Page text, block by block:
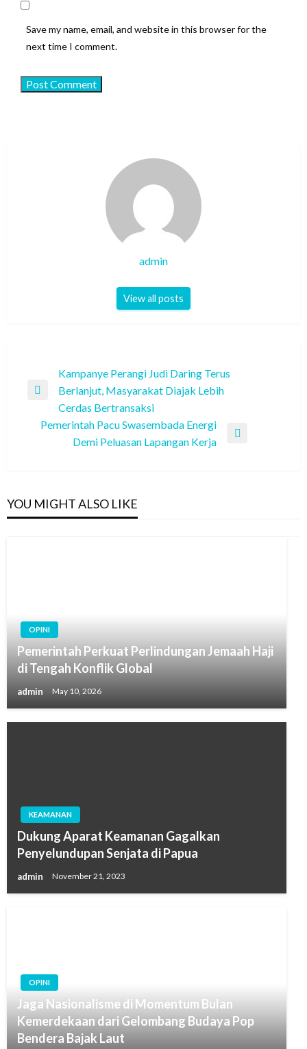
Save my name, email, and website in this browser for the
next time I comment.
admin
View all posts
navigation
Previous
Kampanye Perangi Judi Daring Terus
Berlanjut, Masyarakat Diajak Lebih
Cerdas Bertransaksi
Pemerintah Pacu Swasembada Energi
Demi Peluasan Lapangan Kerja
YOU MIGHT ALSO LIKE
OPINI
Pemerintah Perkuat Perlindungan Jemaah Haji
di Tengah Konflik Global
admin May 10, 2026
KEAMANAN
Dukung Aparat Keamanan Gagalkan
Penyelundupan Senjata di Papua
admin November 21, 2023
OPINI
Jaga Nasionalisme di Momentum Bulan
Kemerdekaan dari Gelombang Budaya Pop
Bendera Bajak Laut